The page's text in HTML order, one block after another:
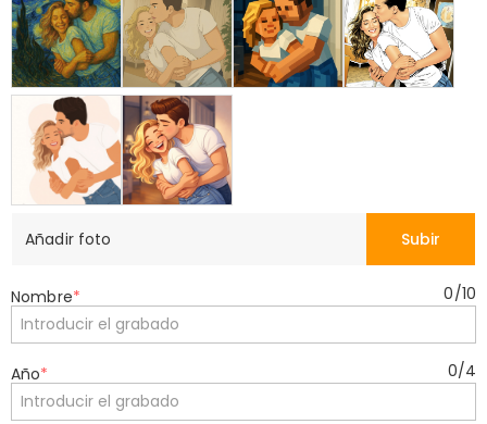
Añadir foto Subir
Nombre* 0/10
Año* 0/4